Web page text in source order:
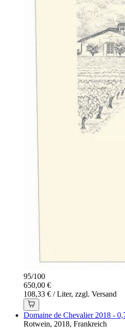
95/100
650,00 €
108,33 € / Liter, zzgl. Versand
Domaine de Chevalier 2018 -
Rotwein, 2018, Frankreich